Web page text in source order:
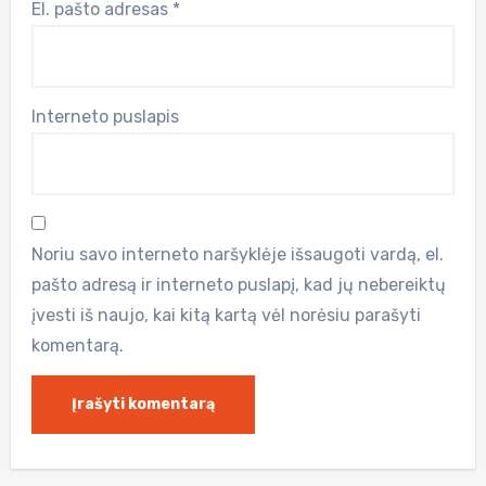
El. pašto adresas *
Interneto puslapis
Noriu savo interneto naršyklėje išsaugoti vardą, el.
pašto adresą ir interneto puslapį, kad jų nebereiktų
įvesti iš naujo, kai kitą kartą vėl norėsiu parašyti
komentarą.